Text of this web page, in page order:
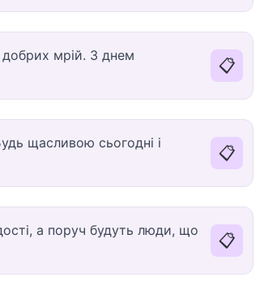
мрій. З днем
📋
щасливою сьогодні і
📋
а поруч будуть люди, що
📋